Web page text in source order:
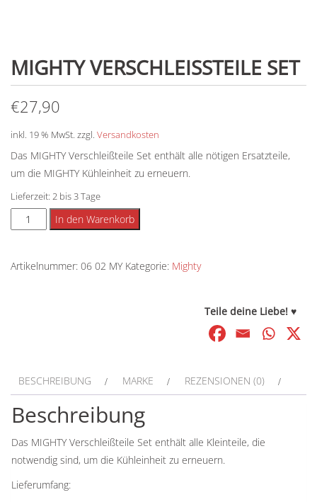
MIGHTY VERSCHLEISSTEILE SET
€27,90
inkl. 19 % MwSt. zzgl. Versandkosten
Das MIGHTY Verschleißteile Set enthält alle nötigen Ersatzteile,
um die MIGHTY Kühleinheit zu erneuern.
Lieferzeit: 2 bis 3 Tage
MIGHTY
Verschleißteile
Menge
In den Warenkorb
Artikelnummer: 06 02 MY Kategorie: Mighty
Teile deine Liebe! ♥
BESCHREIBUNG MARKE REZENSIONEN (0)
Beschreibung
Das MIGHTY Verschleißteile Set enthält alle Kleinteile, die
notwendig sind, um die Kühleinheit zu erneuern.
Lieferumfang: